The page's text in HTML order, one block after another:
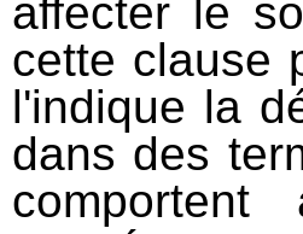
affecter le
cette clause
l'indique la
dans des